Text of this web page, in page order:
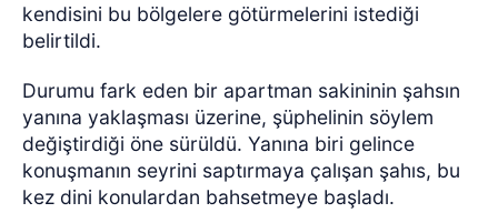
kendisini bu bölgelere götürmelerini istediği
belirtildi.
Durumu fark eden bir apartman sakininin şahsın
yanına yaklaşması üzerine, şüphelinin söylem
değiştirdiği öne sürüldü. Yanına biri gelince
konuşmanın seyrini saptırmaya çalışan şahıs, bu
kez dini konulardan bahsetmeye başladı.